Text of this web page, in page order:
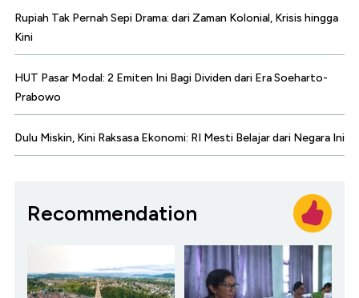
Rupiah Tak Pernah Sepi Drama: dari Zaman Kolonial, Krisis hingga
Kini
HUT Pasar Modal: 2 Emiten Ini Bagi Dividen dari Era Soeharto-
Prabowo
Dulu Miskin, Kini Raksasa Ekonomi: RI Mesti Belajar dari Negara Ini
Recommendation